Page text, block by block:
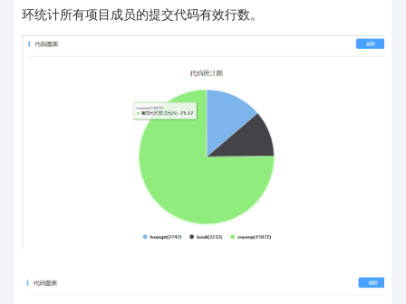
环统计所有项目成员的提交代码有效行数。